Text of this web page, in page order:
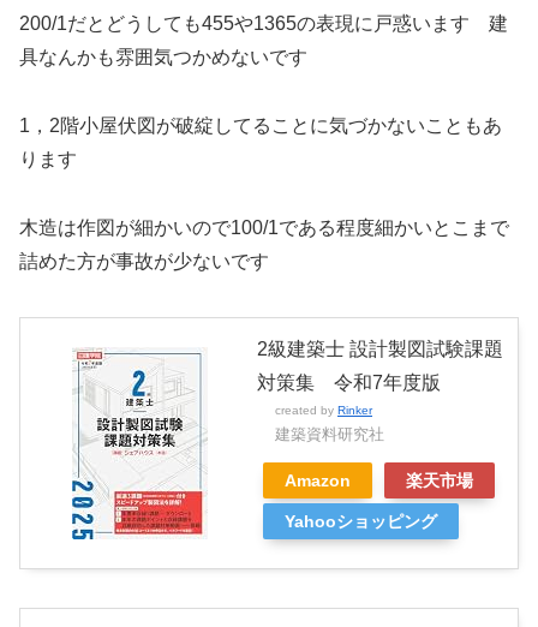
200/1だとどうしても455や1365の表現に戸惑います 建
具なんかも雰囲気つかめないです
1，2階小屋伏図が破綻してることに気づかないこともあ
ります
木造は作図が細かいので100/1である程度細かいとこまで
詰めた方が事故が少ないです
2級建築士 設計製図試験課題
対策集 令和7年度版
created by Rinker
建築資料研究社
Amazon 楽天市場
Yahooショッピング